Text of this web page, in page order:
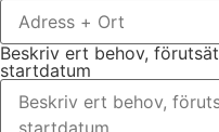
Beskriv ert behov,
startdatum